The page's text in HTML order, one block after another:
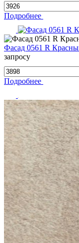
Подробнее
Фасад 0561 R
запросу
Подробнее